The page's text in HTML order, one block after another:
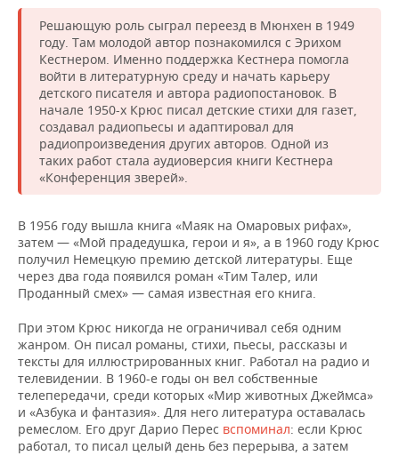
Решающую роль сыграл переезд в Мюнхен в 1949
году. Там молодой автор познакомился с Эрихом
Кестнером. Именно поддержка Кестнера помогла
войти в литературную среду и начать карьеру
детского писателя и автора радиопостановок. В
начале 1950-х Крюс писал детские стихи для газет,
создавал радиопьесы и адаптировал для
радиопроизведения других авторов. Одной из
таких работ стала аудиоверсия книги Кестнера
«Конференция зверей».
В 1956 году вышла книга «Маяк на Омаровых рифах»,
затем — «Мой прадедушка, герои и я», а в 1960 году Крюс
получил Немецкую премию детской литературы. Еще
через два года появился роман «Тим Талер, или
Проданный смех» — самая известная его книга.
При этом Крюс никогда не ограничивал себя одним
жанром. Он писал романы, стихи, пьесы, рассказы и
тексты для иллюстрированных книг. Работал на радио и
телевидении. В 1960-е годы он вел собственные
телепередачи, среди которых «Мир животных Джеймса»
и «Азбука и фантазия». Для него литература оставалась
ремеслом. Его друг Дарио Перес вспоминал: если Крюс
работал, то писал целый день без перерыва, а затем